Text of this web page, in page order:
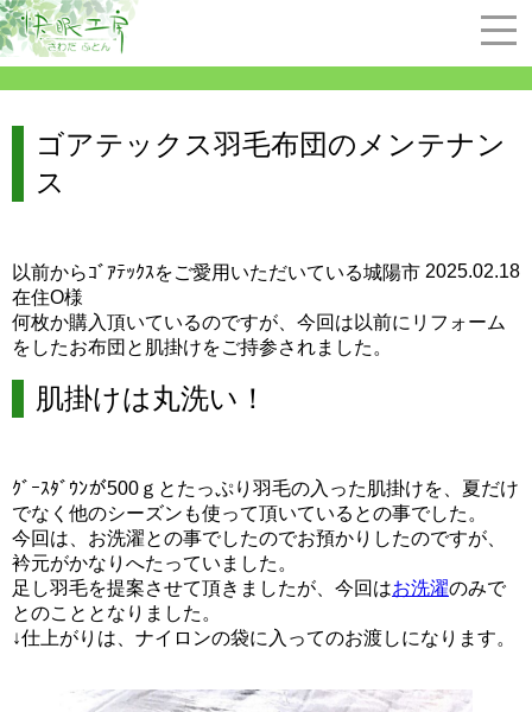
ゴアテックス羽毛布団のメンテナン
ス
2025.02.18
以前からｺﾞｱﾃｯｸｽをご愛用いただいている城陽市
在住O様
何枚か購入頂いているのですが、今回は以前にリフォーム
をしたお布団と肌掛けをご持参されました。
肌掛けは丸洗い！
ｸﾞｰｽﾀﾞｳﾝが500ｇとたっぷり羽毛の入った肌掛けを、夏だけ
でなく他のシーズンも使って頂いているとの事でした。
今回は、お洗濯との事でしたのでお預かりしたのですが、
衿元がかなりへたっていました。
足し羽毛を提案させて頂きましたが、今回はお洗濯のみで
とのこととなりました。
↓仕上がりは、ナイロンの袋に入ってのお渡しになります。